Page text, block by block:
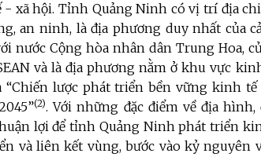
xã hội. Tỉnh Quảng Ninh có vị trí địa
an ninh, là địa phương duy nhất của
nước Cộng hòa nhân dân Trung Hoa,
và là địa phương nằm ở khu vực
lược phát triển bền vững kinh tế
(2). Với những đặc điểm về địa hình,
lợi để tỉnh Quảng Ninh phát triển
và liên kết vùng, bước vào kỷ nguyên